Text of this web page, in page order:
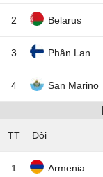
2 Belarus
3 Phần Lan
4 San Marino
TT Đội
1 Armenia